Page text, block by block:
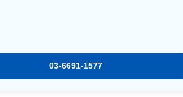
03-6691-1577